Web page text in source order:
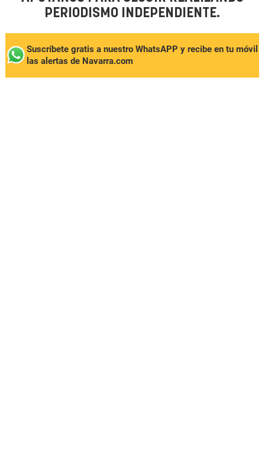
PERIODISMO INDEPENDIENTE.
Suscríbete gratis a nuestro WhatsAPP y recibe en tu móvil
las alertas de Navarra.com